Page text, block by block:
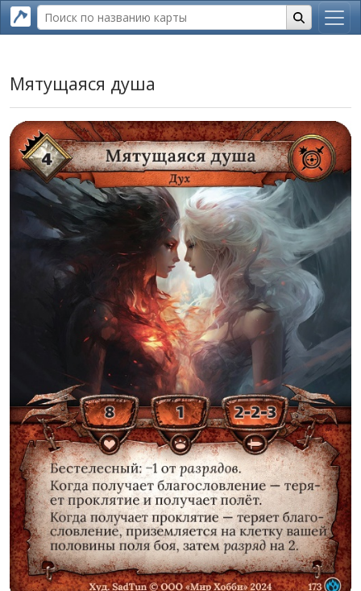
Мятущаяся душа